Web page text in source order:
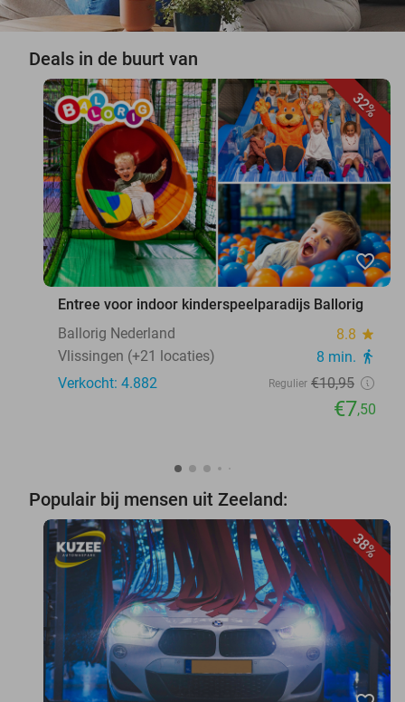
Deals in de buurt van
32%
favorite_border
Entree voor indoor kinderspeelparadijs Ballorig
Ballorig Nederland
8.8 star
Vlissingen (+21 locaties) 8 min. directions_walk
Verkocht: 4.882 Regulier €10,95
€7,50
Populair bij mensen uit Zeeland:
38%